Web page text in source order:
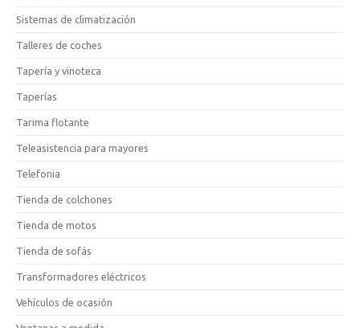
Sistemas de climatización
Talleres de coches
Tapería y vinoteca
Taperías
Tarima flotante
Teleasistencia para mayores
Telefonia
Tienda de colchones
Tienda de motos
Tienda de sofás
Transformadores eléctricos
Vehículos de ocasión